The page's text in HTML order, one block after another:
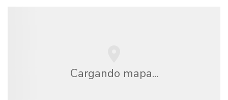
Cargando mapa...